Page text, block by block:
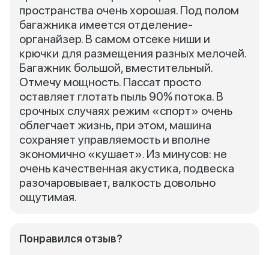
пространства очень хорошая. Под полом
багажника имеется отделение-
органайзер. В самом отсеке ниши и
крючки для размещения разных мелочей.
Багажник большой, вместительный.
Отмечу мощность. Пассат просто
оставляет глотать пыль 90% потока. В
срочных случаях режим «спорт» очень
облегчает жизнь, при этом, машина
сохраняет управляемость и вполне
экономично «кушает». Из минусов: не
очень качественная акустика, подвеска
разочаровывает, валкость довольно
ощутимая.
Понравился отзыв?